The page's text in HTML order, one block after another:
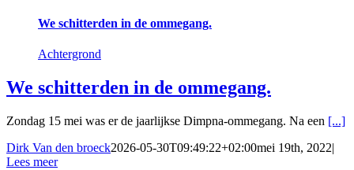
We schitterden in de ommegang.
Achtergrond
We schitterden in de ommegang.
Zondag 15 mei was er de jaarlijkse Dimpna-ommegang. Na een [...]
Dirk Van den broeck2026-05-30T09:49:22+02:00mei 19th, 2022|
Lees meer